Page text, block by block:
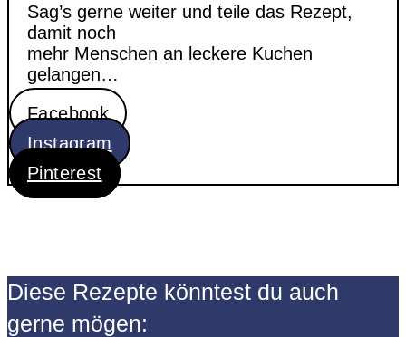
Sag’s gerne weiter und teile das Rezept,
damit noch
mehr Menschen an leckere Kuchen
gelangen…
Facebook
Instagram
Pinterest
Diese Rezepte könntest du auch
gerne mögen: